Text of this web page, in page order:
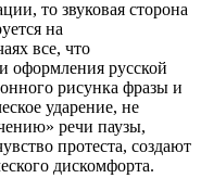
то звуковая сторона
на
все, что
оформления русской
рисунка фразы и
ударение, не
речи паузы,
протеста, создают
дискомфорта.